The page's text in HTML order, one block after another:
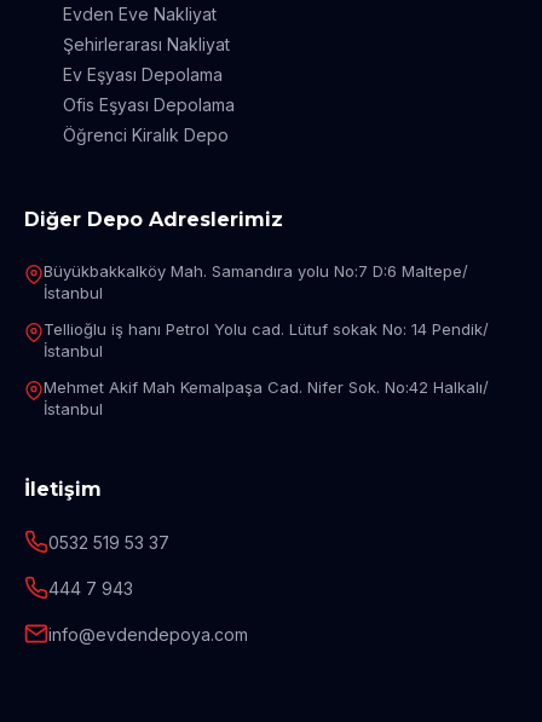
Evden Eve Nakliyat
Şehirlerarası Nakliyat
Ev Eşyası Depolama
Ofis Eşyası Depolama
Öğrenci Kiralık Depo
Diğer Depo Adreslerimiz
Büyükbakkalköy Mah. Samandıra yolu No:7 D:6 Maltepe/
İstanbul
Tellioğlu iş hanı Petrol Yolu cad. Lütuf sokak No: 14 Pendik/
İstanbul
Mehmet Akif Mah Kemalpaşa Cad. Nifer Sok. No:42 Halkalı/
İstanbul
İletişim
0532 519 53 37
444 7 943
info@evdendepoya.com